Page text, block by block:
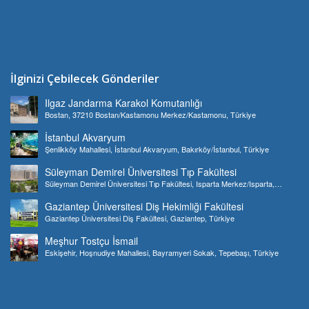
İlginizi Çebilecek Gönderiler
Ilgaz Jandarma Karakol Komutanlığı
Bostan, 37210 Bostan/Kastamonu Merkez/Kastamonu, Türkiye
İstanbul Akvaryum
Şenlikköy Mahallesi, İstanbul Akvaryum, Bakırköy/İstanbul, Türkiye
Süleyman Demirel Üniversitesi Tıp Fakültesi
Süleyman Demirel Üniversitesi Tıp Fakültesi, Isparta Merkez/Isparta,
Gaziantep Üniversitesi Diş Hekimliği Fakültesi
Gaziantep Üniversitesi Diş Fakültesi, Gaziantep, Türkiye
Meşhur Tostçu İsmail
Eskişehir, Hoşnudiye Mahallesi, Bayramyeri Sokak, Tepebaşı, Türkiye